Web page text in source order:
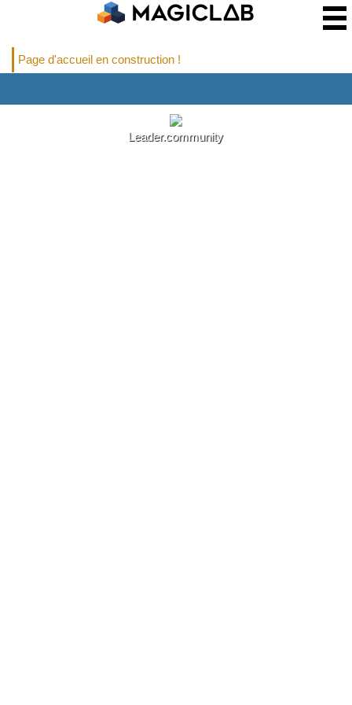
Page d'accueil en construction !
Leader.community